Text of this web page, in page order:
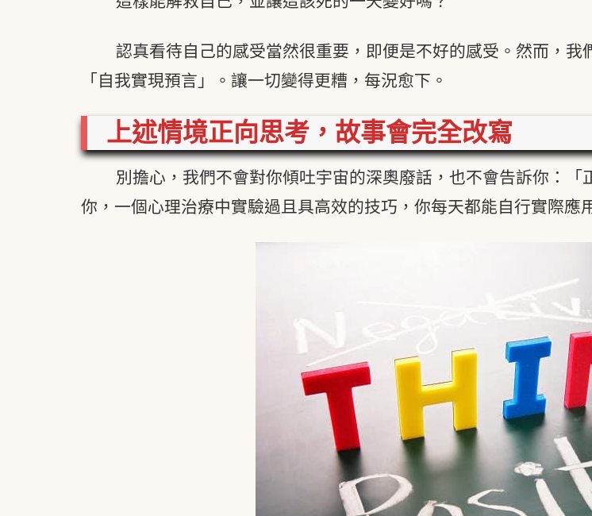
認真看待自己的感受當然很重要，即便是不好的感受。然而，
「自我實現預言」。讓一切變得更糟，每況愈下。
上述情境正向思考，故事會完全改寫
別擔心，我們不會對你傾吐宇宙的深奧廢話，也不會告訴你：
你，一個心理治療中實驗過且具高效的技巧，你每天都能自行實際應